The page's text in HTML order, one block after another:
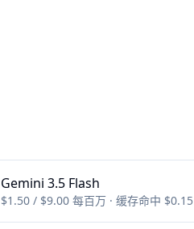
Gemini 3.5 Flash
$1.50 / $9.00 每百万 · 缓存命中 $0.15